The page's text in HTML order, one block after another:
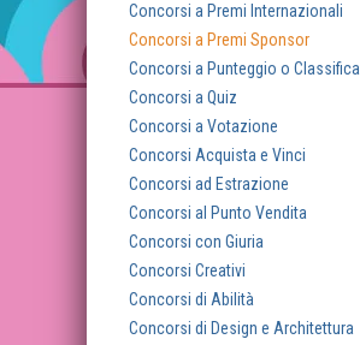
Concorsi a Premi Internazionali
Concorsi a Premi Sponsor
Concorsi a Punteggio o Classifica
Concorsi a Quiz
Concorsi a Votazione
Concorsi Acquista e Vinci
Concorsi ad Estrazione
Concorsi al Punto Vendita
Concorsi con Giuria
Concorsi Creativi
Concorsi di Abilità
Concorsi di Design e Architettura